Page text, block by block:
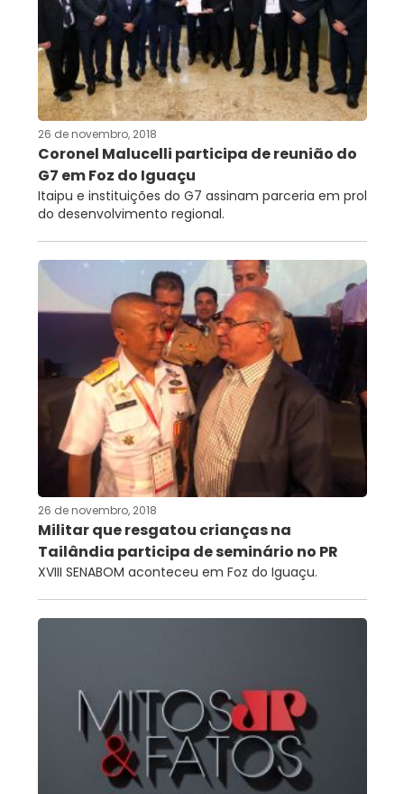
26 de novembro, 2018
Coronel Malucelli participa de reunião do
G7 em Foz do Iguaçu
Itaipu e instituições do G7 assinam parceria em prol
do desenvolvimento regional.
26 de novembro, 2018
Militar que resgatou crianças na
Tailândia participa de seminário no PR
XVIII SENABOM aconteceu em Foz do Iguaçu.